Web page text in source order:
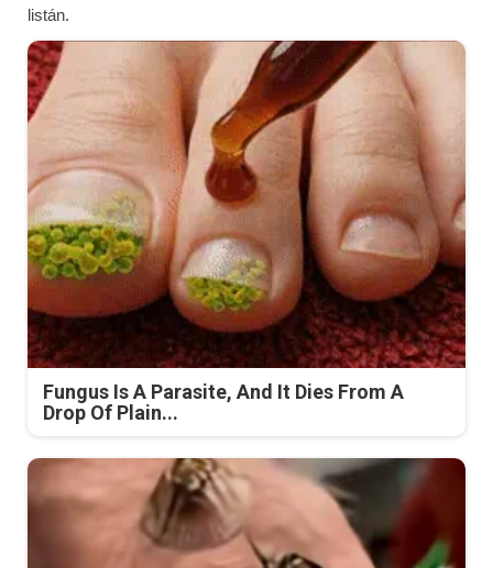
listán.
Fungus Is A Parasite, And It Dies From A
Drop Of Plain...